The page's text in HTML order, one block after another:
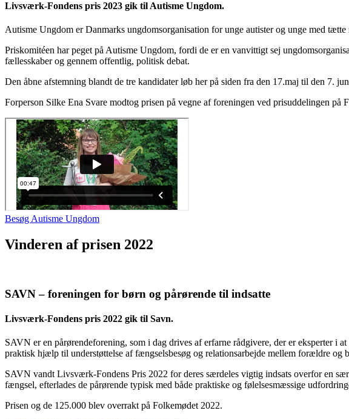
Livsværk-Fondens pris 2023 gik til Autisme Ungdom.
Autisme Ungdom er Danmarks ungdomsorganisation for unge autister og unge med
Priskomitéen har peget på Autisme Ungdom, fordi de er en vanvittigt sej
fællesskaber og gennem offentlig, politisk debat.
Den åbne afstemning blandt de tre kandidater løb her på siden fra den 17.maj til den 7.
Forperson Silke Ena Svare modtog prisen på vegne af foreningen ved prisuddelingen på
Besøg Autisme Ungdom
Vinderen af prisen 2022
SAVN – foreningen for børn og pårørende til indsatte
Livsværk-Fondens pris 2022 gik til Savn.
SAVN er en pårørendeforening, som i dag drives af erfarne rådgivere, der er eksperter
praktisk hjælp til understøttelse af fængselsbesøg og relationsarbejde mellem forældre og
SAVN vandt Livsværk-Fondens Pris 2022 for deres særdeles vigtig indsats overfor en
fængsel, efterlades de pårørende typisk med både praktiske og følelsesmæssige
Prisen og de 125.000 blev overrakt på Folkemødet 2022.